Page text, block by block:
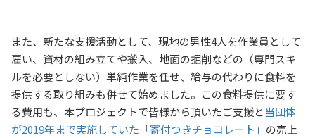
また、新たな支援活動として、現地の男性4人を作業員として
雇い、資材の組み立てや搬入、地面の掘削などの（専門スキ
ルを必要としない）単純作業を任せ、給与の代わりに食料を
提供する取り組みも併せて始めました。この食料提供に要す
る費用も、本プロジェクトで皆様から頂いたご支援と当団体
が2019年まで実施していた「寄付つきチョコレート」 の売上